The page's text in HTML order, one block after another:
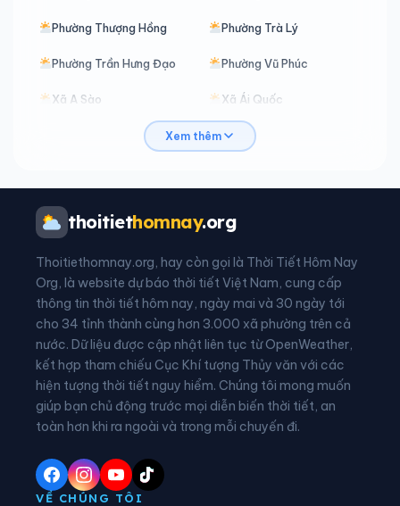
Phường Thượng Hồng Phường Trà Lý
Phường Trần Hưng Đạo Phường Vũ Phúc
Xã A Sào Xã Ái Quốc
Xã Bắc Đông Hưng
Xã Bắc Thụy Anh
Xã Bình Định
Xã Bình Thanh Xã Châu Ninh
Xã Chí Minh Xã Đại Đồng
Xã Diên Hà Xã Đoàn Đào
Xã Đồng Bằng Xã Đồng Châu
Xã Đông Hưng Xã Đông Quan
Xã Đông Thái Ninh
Xã Đông Tiền Hải
Xem thêm
thoitiethomnay.org
Thoitiethomnay.org, hay còn gọi là Thời Tiết Hôm Nay
Org, là website dự báo thời tiết Việt Nam, cung cấp
thông tin thời tiết hôm nay, ngày mai và 30 ngày tới
cho 34 tỉnh thành cùng hơn 3.000 xã phường trên cả
nước. Dữ liệu được cập nhật liên tục từ OpenWeather,
kết hợp tham chiếu Cục Khí tượng Thủy văn với các
hiện tượng thời tiết nguy hiểm. Chúng tôi mong muốn
giúp bạn chủ động trước mọi diễn biến thời tiết, an
toàn hơn khi ra ngoài và trong mỗi chuyến đi.
VỀ CHÚNG TÔI